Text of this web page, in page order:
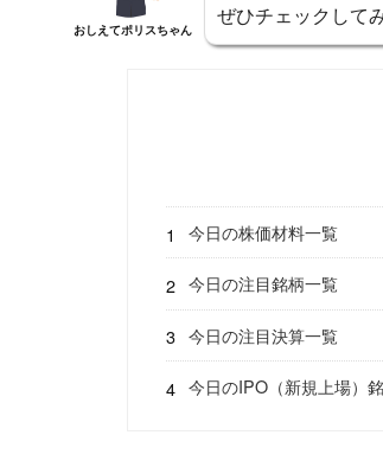
おしえてポリスちゃん
ぜひチェックして
今日の株価材料一覧
今日の注目銘柄一覧
今日の注目決算一覧
今日のIPO（新規上場）